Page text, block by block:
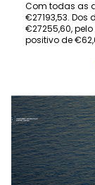
Com todas as
€27193,53.
€27255,60,
positivo de